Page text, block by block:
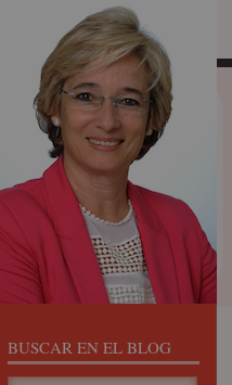
BUSCAR EN EL BLOG